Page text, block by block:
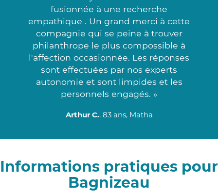
fusionnée à une recherche
empathique . Un grand merci à cette
compagnie qui se peine à trouver
philanthrope le plus compossible à
l'affection occasionnée. Les réponses
sont effectuées par nos experts
autonomie et sont limpides et les
personnels engagés. »
Arthur C., 83 ans, Matha
Informations pratiques pour
Bagnizeau